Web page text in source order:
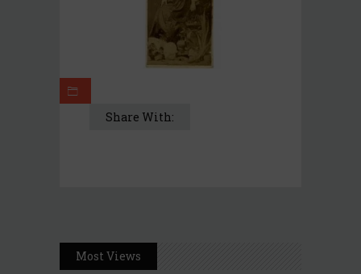
Share With:
Most Views